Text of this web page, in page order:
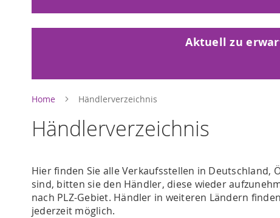
Aktuell zu
Home Händlerverzeichnis
Händlerverzeichnis
Hier finden Sie alle Verkaufsstellen in
sind, bitten sie den Händler, diese wieder
nach PLZ-Gebiet. Händler in weiteren Ländern
jederzeit möglich.